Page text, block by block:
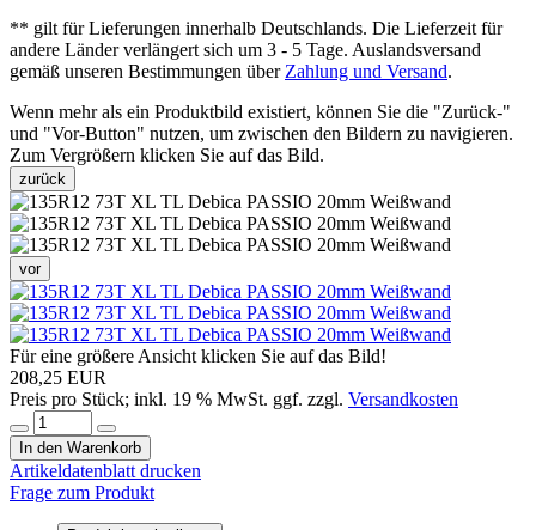
** gilt für Lieferungen innerhalb Deutschlands. Die Lieferzeit für
andere Länder verlängert sich um 3 - 5 Tage. Auslandsversand
gemäß unseren Bestimmungen über Zahlung und Versand.
Wenn mehr als ein Produktbild existiert, können Sie die "Zurück-"
und "Vor-Button" nutzen, um zwischen den Bildern zu navigieren.
Zum Vergrößern klicken Sie auf das Bild.
zurück
vor
Für eine größere Ansicht klicken Sie auf das Bild!
208,25 EUR
Preis pro Stück; inkl. 19 % MwSt. ggf. zzgl. Versandkosten
In den Warenkorb
Artikeldatenblatt drucken
Frage zum Produkt